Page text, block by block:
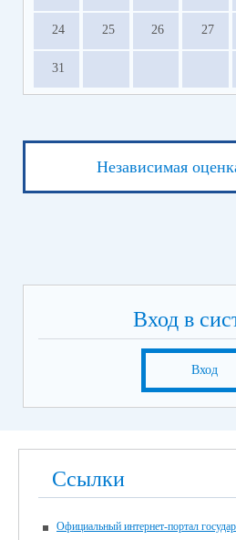
24 25 26 27
31
Независимая
Вход в
Вход
Ссылки
Официальный интернет-портал